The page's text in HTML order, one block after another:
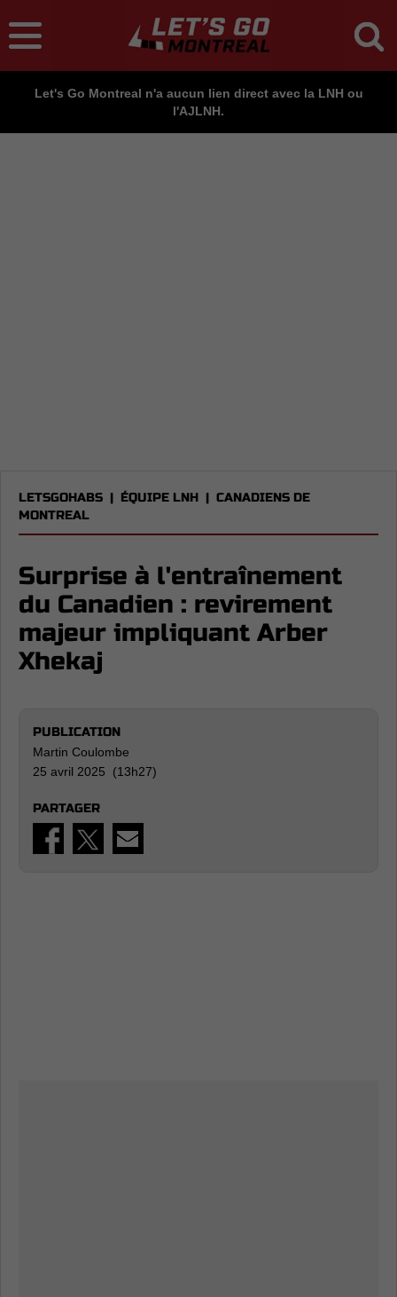
Let's Go Montreal n'a aucun lien direct avec la LNH ou
l'AJLNH.
LETSGOHABS | ÉQUIPE LNH | CANADIENS DE
MONTREAL
Surprise à l'entraînement
du Canadien : revirement
majeur impliquant Arber
Xhekaj
PUBLICATION
Martin Coulombe
25 avril 2025 (13h27)
PARTAGER